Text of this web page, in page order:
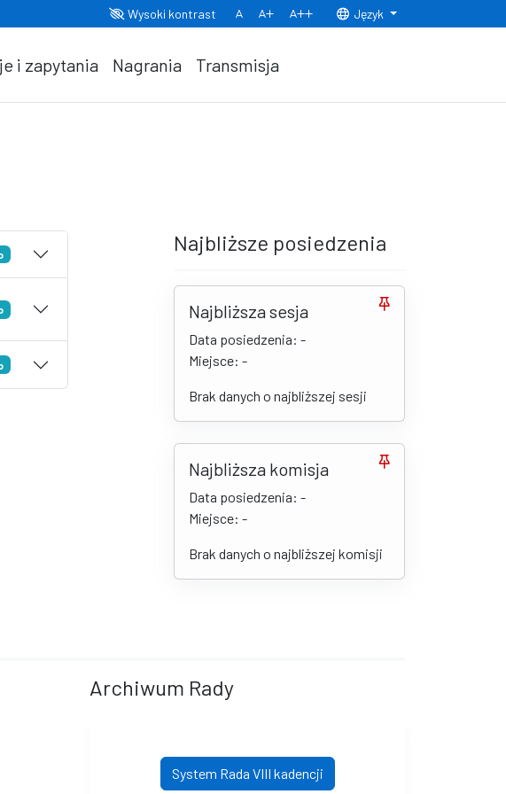
Wysoki kontrast
Normalny rozmiar czcionki
Rozmiar czcionki 150% Rozmiar czcionki 200%
Język
i zapytania Nagrania Transmisja
Najbliższe posiedzenia
Najbliższa sesja
Data posiedzenia: -
Miejsce: -
Brak danych o najbliższej sesji
Najbliższa komisja
Data posiedzenia: -
Miejsce: -
Brak danych o najbliższej komisji
Archiwum Rady
System Rada VIII kadencji